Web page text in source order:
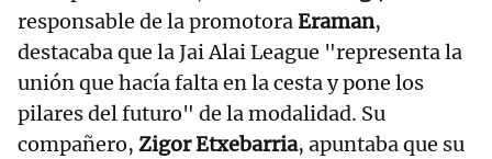
responsable de la promotoraEraman,
destacaba que la Jai Alai League "representa la
unión que hacía falta en la cesta y pone los
pilares del futuro" de la modalidad. Su
compañero, Zigor Etxebarria, apuntaba que su